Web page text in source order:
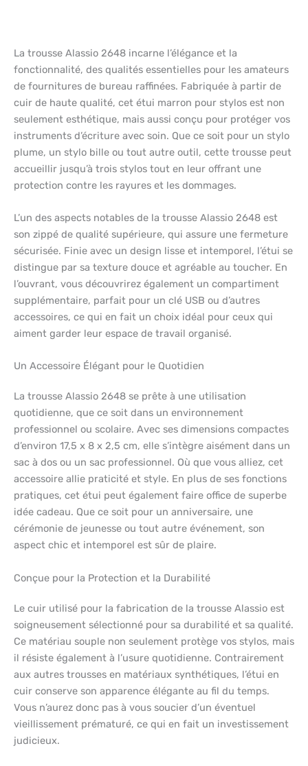
La trousse Alassio 2648 incarne l’élégance et la
fonctionnalité, des qualités essentielles pour les amateurs
de fournitures de bureau raffinées. Fabriquée à partir de
cuir de haute qualité, cet étui marron pour stylos est non
seulement esthétique, mais aussi conçu pour protéger vos
instruments d’écriture avec soin. Que ce soit pour un stylo
plume, un stylo bille ou tout autre outil, cette trousse peut
accueillir jusqu’à trois stylos tout en leur offrant une
protection contre les rayures et les dommages.
L’un des aspects notables de la trousse Alassio 2648 est
son zippé de qualité supérieure, qui assure une fermeture
sécurisée. Finie avec un design lisse et intemporel, l’étui se
distingue par sa texture douce et agréable au toucher. En
l’ouvrant, vous découvrirez également un compartiment
supplémentaire, parfait pour un clé USB ou d’autres
accessoires, ce qui en fait un choix idéal pour ceux qui
aiment garder leur espace de travail organisé.
Un Accessoire Élégant pour le Quotidien
La trousse Alassio 2648 se prête à une utilisation
quotidienne, que ce soit dans un environnement
professionnel ou scolaire. Avec ses dimensions compactes
d’environ 17,5 x 8 x 2,5 cm, elle s’intègre aisément dans un
sac à dos ou un sac professionnel. Où que vous alliez, cet
accessoire allie praticité et style. En plus de ses fonctions
pratiques, cet étui peut également faire office de superbe
idée cadeau. Que ce soit pour un anniversaire, une
cérémonie de jeunesse ou tout autre événement, son
aspect chic et intemporel est sûr de plaire.
Conçue pour la Protection et la Durabilité
Le cuir utilisé pour la fabrication de la trousse Alassio est
soigneusement sélectionné pour sa durabilité et sa qualité.
Ce matériau souple non seulement protège vos stylos, mais
il résiste également à l’usure quotidienne. Contrairement
aux autres trousses en matériaux synthétiques, l’étui en
cuir conserve son apparence élégante au fil du temps.
Vous n’aurez donc pas à vous soucier d’un éventuel
vieillissement prématuré, ce qui en fait un investissement
judicieux.